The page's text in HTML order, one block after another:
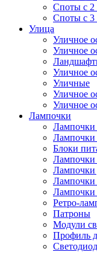
Споты с 2
Споты с 3
Улица
Уличное
Уличное
Уличное
Уличные
Уличное
Уличное
Лампочки
Лампочки
Лампочки
Блоки
Лампочки
Лампочки
Лампочки
Ретро-
Патроны
Модули
Профиль